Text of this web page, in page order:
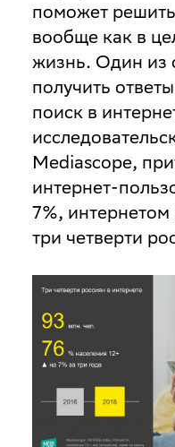
поможет
вообще как в
жизнь. Один из
получить
поиск в
Mediascope,
интернет-
7%, интернетом
три четверти